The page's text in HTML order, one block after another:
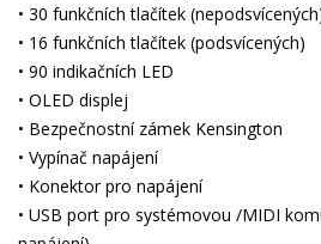
• 30 funkčních tlačítek
• 16 funkčních tlačítek (podsvícených)
• 90 indikačních LED
• OLED displej
• Bezpečnostní zámek Kensington
• Vypínač napájení
• Konektor pro napájení
• USB port pro systémovou /MIDI